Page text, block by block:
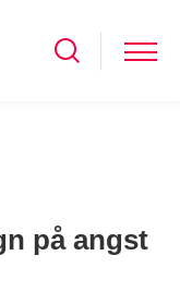
på angst